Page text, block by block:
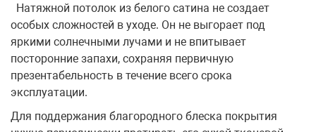
Натяжной потолок из белого сатина не создает
особых сложностей в уходе. Он не выгорает под
яркими солнечными лучами и не впитывает
посторонние запахи, сохраняя первичную
презентабельность в течение всего срока
эксплуатации.
Для поддержания благородного блеска покрытия